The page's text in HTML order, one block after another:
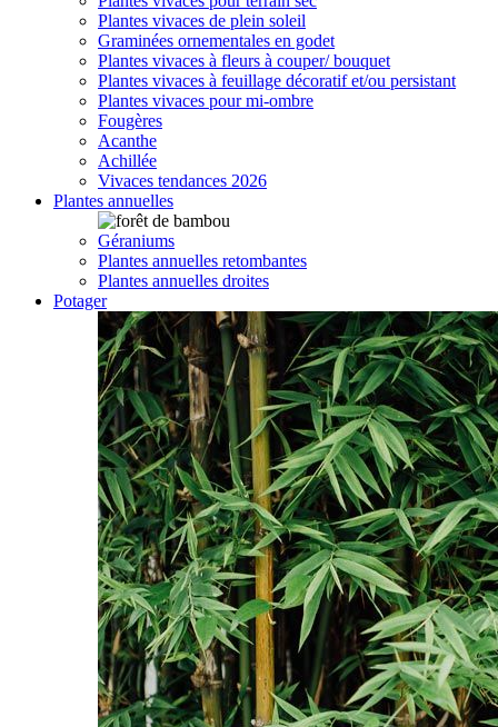
Plantes vivaces de plein soleil
Graminées ornementales en godet
Plantes vivaces à fleurs à couper/ bouquet
Plantes vivaces à feuillage décoratif et/ou persistant
Plantes vivaces pour mi-ombre
Fougères
Acanthe
Achillée
Vivaces tendances 2026
Plantes annuelles
Géraniums
Plantes annuelles retombantes
Plantes annuelles droites
Potager